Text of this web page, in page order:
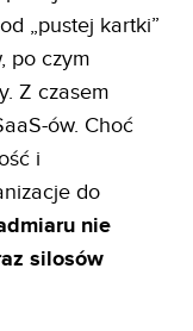
„pustej kartki”
po czym
Z czasem
ów. Choć
i
do
nie
silosów